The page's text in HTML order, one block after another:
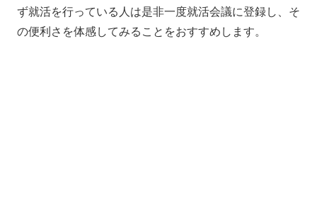
ず就活を行っている人は是非一度就活会議に登録し、そ
の便利さを体感してみることをおすすめします。